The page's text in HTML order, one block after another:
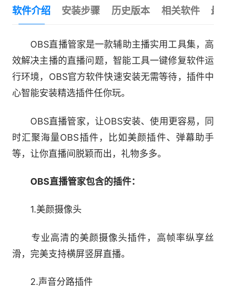
软件介绍 安装步骤 历史版本 相关软件 最
OBS直播管家是一款辅助主播实用工具集，高
效解决主播的直播问题，智能工具一键修复软件运
行环境，OBS官方软件快速安装无需等待，插件中
心智能安装精选插件任你玩。
OBS直播管家，让OBS安装、使用更容易，同
时汇聚海量OBS插件，比如美颜插件、弹幕助手
等，让你直播间脱颖而出，礼物多多。
OBS直播管家包含的插件：
1.美颜摄像头
专业高清的美颜摄像头插件，高帧率纵享丝
滑，完美支持横屏竖屏直播。
2.声音分路插件